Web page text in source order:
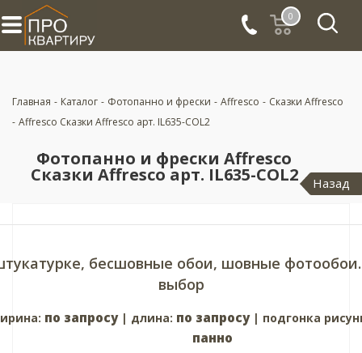
0
Главная - Каталог - Фотопанно и фрески - Affresco - Сказки Affresco
- Affresco Сказки Affresco арт. IL635-COL2
Фотопанно и фрески Affresco
Сказки Affresco арт. IL635-COL2 Назад
бесшовные обои, шовные
выбор
по запросу| длина: по запросу| подгонка
панно